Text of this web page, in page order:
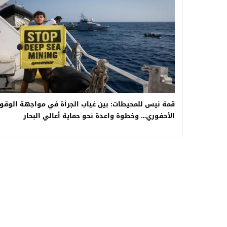
قمة نيس للمحيطات: بين غياب الجرأة في مواجهة
الأحفوري… وخطوة واعدة نحو حماية أعالي البحار